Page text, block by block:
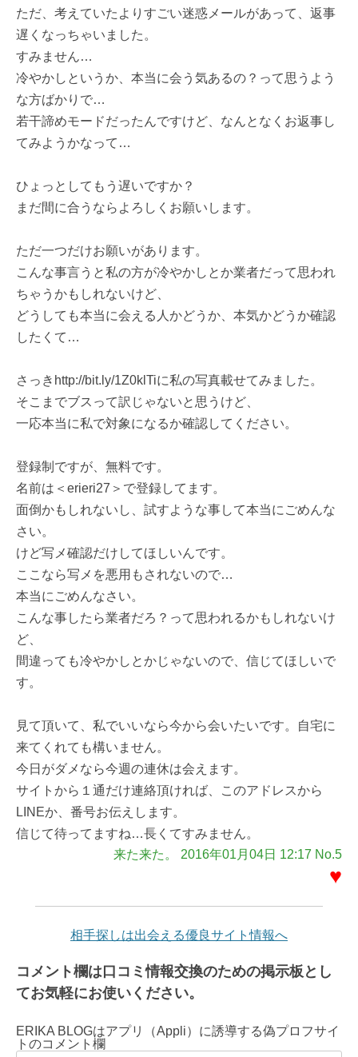
ただ、考えていたよりすごい迷惑メールがあって、返事
遅くなっちゃいました。
すみません…
冷やかしというか、本当に会う気あるの？って思うよう
な方ばかりで…
若干諦めモードだったんですけど、なんとなくお返事し
てみようかなって…
ひょっとしてもう遅いですか？
まだ間に合うならよろしくお願いします。
ただ一つだけお願いがあります。
こんな事言うと私の方が冷やかしとか業者だって思われ
ちゃうかもしれないけど、
どうしても本当に会える人かどうか、本気かどうか確認
したくて…
さっきhttp://bit.ly/1Z0klTiに私の写真載せてみました。
そこまでブスって訳じゃないと思うけど、
一応本当に私で対象になるか確認してください。
登録制ですが、無料です。
名前は＜erieri27＞で登録してます。
面倒かもしれないし、試すような事して本当にごめんな
さい。
けど写メ確認だけしてほしいんです。
ここなら写メを悪用もされないので…
本当にごめんなさい。
こんな事したら業者だろ？って思われるかもしれないけ
ど、
間違っても冷やかしとかじゃないので、信じてほしいで
す。
見て頂いて、私でいいなら今から会いたいです。自宅に
来てくれても構いません。
今日がダメなら今週の連休は会えます。
サイトから１通だけ連絡頂ければ、このアドレスから
LINEか、番号お伝えします。
信じて待ってますね…長くてすみません。
来た来た。 2016年01月04日 12:17 No.5
♥
相手探しは出会える優良サイト情報へ
コメント欄は口コミ情報交換のための掲示板とし
てお気軽にお使いください。
ERIKA BLOGはアプリ（Appli）に誘導する偽プロフサイ
トのコメント欄